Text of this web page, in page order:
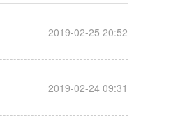
2019-02-25 20:52
2019-02-24 09:31